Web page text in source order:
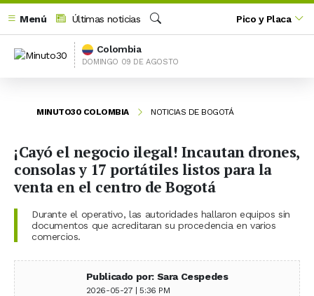
Menú
Últimas noticias
Buscar
Pico y Placa
Colombia
DOMINGO 09 DE AGOSTO
MINUTO30 COLOMBIA NOTICIAS DE BOGOTÁ
¡Cayó el negocio ilegal! Incautan drones,
consolas y 17 portátiles listos para la
venta en el centro de Bogotá
Durante el operativo, las autoridades hallaron equipos sin
documentos que acreditaran su procedencia en varios
comercios.
Publicado por: Sara Cespedes
2026-05-27 | 5:36 PM